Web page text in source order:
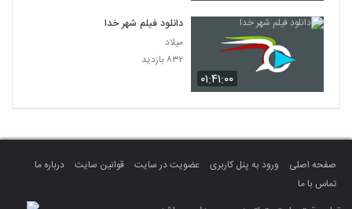
۰۱:۴۱:۰۰
دانلود فیلم شهر خدا
میلاد
۸۳۲ بازدید
صفحه اصلی ورود به پنل کاربری عضویت در سایت قوانین سایت
درباره ما
تماس با ما